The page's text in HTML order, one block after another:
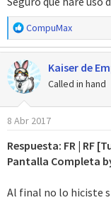
R
e
a
c
c
i
o
n
s
:
CompuMax
Kaiser de
Called in hand
8 Abr 2017
Respuesta: FR | RF
Pantalla Completa
Al final no lo hiciste